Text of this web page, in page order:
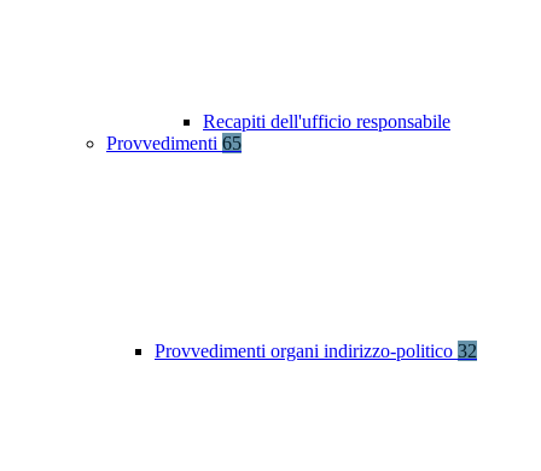
Recapiti dell'ufficio responsabile
Provvedimenti 65
Provvedimenti organi indirizzo-politico 32